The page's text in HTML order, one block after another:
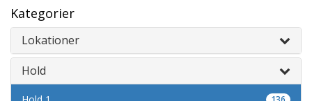
Kategorier
Lokationer
Hold